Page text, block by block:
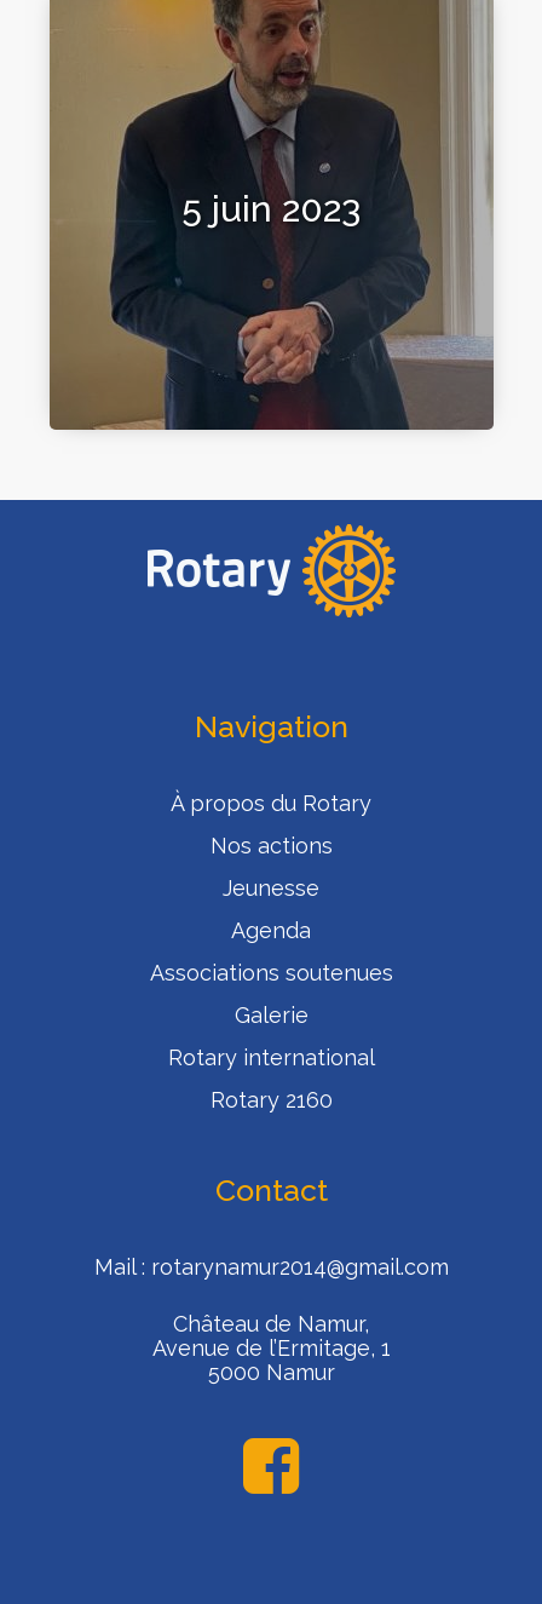
5 juin 2023
Navigation
À propos du Rotary
Nos actions
Jeunesse
Agenda
Associations soutenues
Galerie
Rotary international
Rotary 2160
Contact
Mail : rotarynamur2014@gmail.com
Château de Namur,
Avenue de l’Ermitage, 1
5000 Namur